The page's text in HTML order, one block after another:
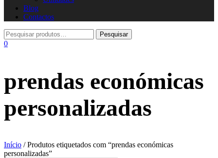
Blog
Contactos
0
prendas económicas
personalizadas
Início / Produtos etiquetados com “prendas económicas
personalizadas”